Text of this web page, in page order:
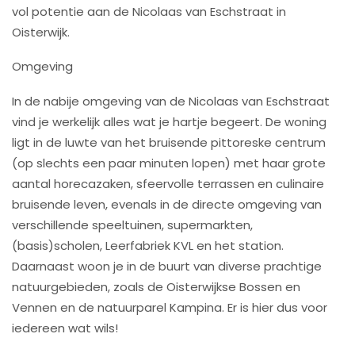
vol potentie aan de Nicolaas van Eschstraat in
Oisterwijk.
Omgeving
In de nabije omgeving van de Nicolaas van Eschstraat
vind je werkelijk alles wat je hartje begeert. De woning
ligt in de luwte van het bruisende pittoreske centrum
(op slechts een paar minuten lopen) met haar grote
aantal horecazaken, sfeervolle terrassen en culinaire
bruisende leven, evenals in de directe omgeving van
verschillende speeltuinen, supermarkten,
(basis)scholen, Leerfabriek KVL en het station.
Daarnaast woon je in de buurt van diverse prachtige
natuurgebieden, zoals de Oisterwijkse Bossen en
Vennen en de natuurparel Kampina. Er is hier dus voor
iedereen wat wils!